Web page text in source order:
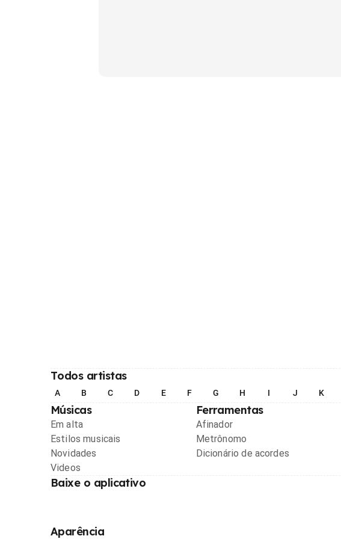
Todos artistas
A B C D E F G H I J K
Músicas
Em alta
Estilos musicais
Novidades
Videos
Ferramentas
Afinador
Metrônomo
Dicionário de acordes
Baixe o aplicativo
Aparência